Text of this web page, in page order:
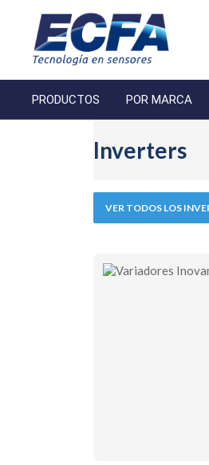
PRODUCTOS POR MARCA
Inverters
VER TODOS LOS